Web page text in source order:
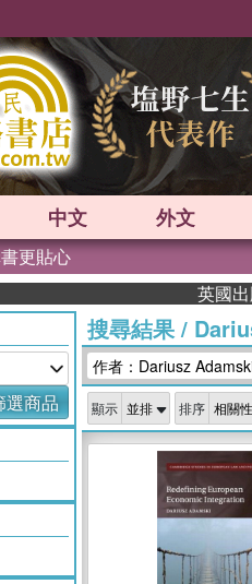
中文 外文
更貼心
英國出
選商品
搜尋結果/
作者：Dariusz
顯示 排序